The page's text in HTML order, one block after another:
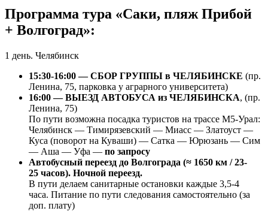
Программа тура «Саки, пляж Прибой
+ Волгоград»:
1 день. Челябинск
15:30-16:00 — СБОР ГРУППЫ в ЧЕЛЯБИНСКЕ (пр.
Ленина, 75, парковка у аграрного университета)
16:00 — ВЫЕЗД АВТОБУСА из ЧЕЛЯБИНСКА, (пр.
Ленина, 75)
По пути возможна посадка туристов на трассе М5-Урал:
Челябинск — Тимирязевский — Миасс — Златоуст —
Куса (поворот на Куваши) — Сатка — Юрюзань — Сим
— Аша — Уфа — по запросу
Автобусный переезд до Волгограда (≈ 1650 км / 23-
25 часов). Ночной переезд.
В пути делаем санитарные остановки каждые 3,5-4
часа. Питание по пути следования самостоятельно (за
доп. плату)